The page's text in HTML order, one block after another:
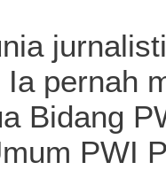
pernah
Bidang
PWI